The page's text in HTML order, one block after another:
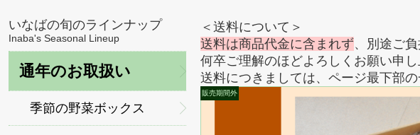
＜送料について＞
送料は商品代金に含まれず、別途ご
何卒ご理解のほどよろしくお願い申し
送料につきましては、ページ最下部の
いなばの旬のラインナップ
Inaba's Seasonal Lineup
通年のお取扱い
季節の野菜ボックス